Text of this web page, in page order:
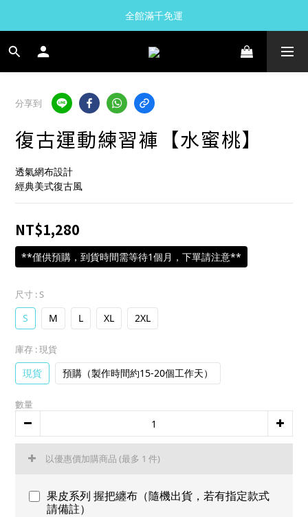
全館滿千免運
分享到
復古運動練習褲【水蜜桃】
透氣網布設計
經典美式復古風
NT$1,280
**僅供預購，到貨時間需等待1個月，下單請注意**
尺寸 : S
S M L XL 2XL
庫存 : 現貨
現貨 預購（製作時間約15-20個工作天）
數量
以優惠價加購商品 (最多 1 件)
果皮系列 握把纏布（隨機出貨，若有指定款式
請備註）